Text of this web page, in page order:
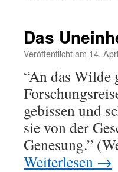
Das
Veröffentlicht am 14.
“An das Wilde
gebissen und
sie von der
Genesung.”
Weiterlesen →